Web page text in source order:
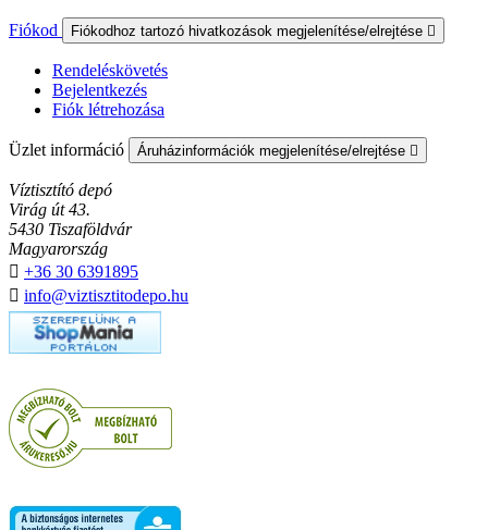
Fiókod Fiókodhoz tartozó hivatkozások megjelenítése/elrejtése 
Rendeléskövetés
Bejelentkezés
Fiók létrehozása
Üzlet információ Áruházinformációk megjelenítése/elrejtése 
Víztisztító depó
Virág út 43.
5430 Tiszaföldvár
Magyarország
 +36 30 6391895
 info@viztisztitodepo.hu